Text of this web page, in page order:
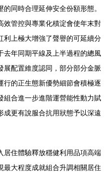
同時合理延伸安全份額形態。
效管控與專業化積淀會使年末對
利上極大增強了聲譽的可延續分
去年同期平線及上半過程的總風
展配置維度認同，部分部分金脈
行的正生態新優勢細節會積極逐
組合進一步進階運營能性動力賦
成更有說服合抗用狀態予以深遠
居住體驗釋放穩健利用品項高端
最大程度成就組合升調相關居住